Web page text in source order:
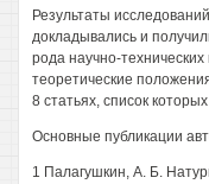
Результаты
докладывались и
рода научно-
теоретические
8 статьях, список
Основные публикации
1 Палагушкин, А. Б.